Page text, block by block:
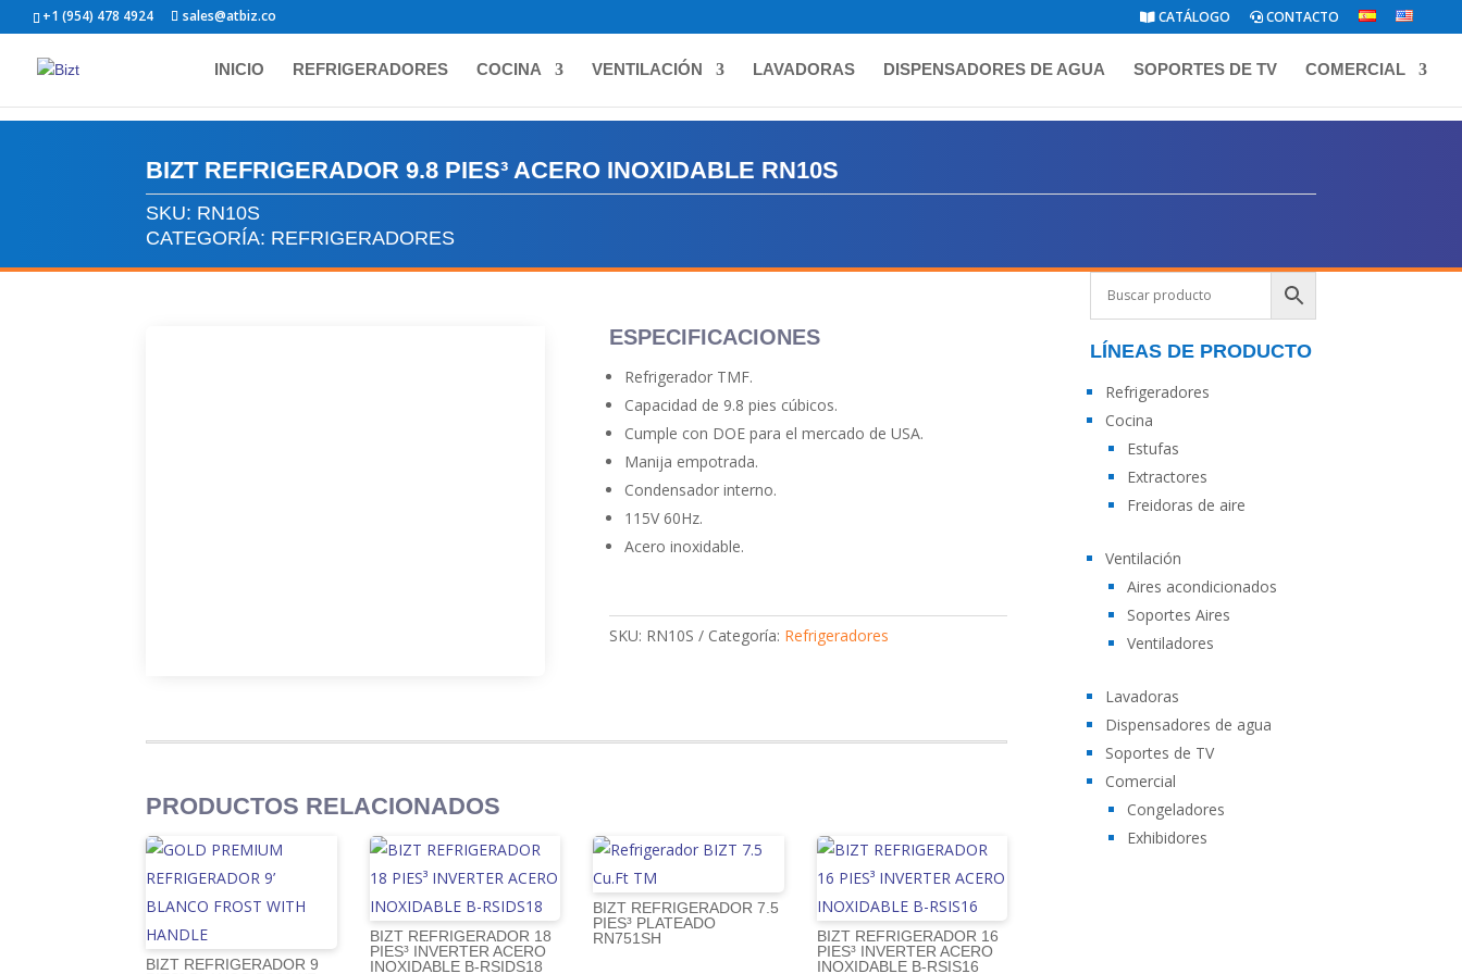
+1 (954) 478 4924 sales@atbiz.co CATÁLOGO CONTACTO
INICIO REFRIGERADORES COCINA VENTILACIÓN LAVADORAS DISPENSADORES DE AGUA SOPORTES DE TV COMERCIAL
BIZT REFRIGERADOR 9.8 PIES³ ACERO INOXIDABLE RN10S
SKU: RN10S
CATEGORÍA: REFRIGERADORES
ESPECIFICACIONES
Refrigerador TMF.
Capacidad de 9.8 pies cúbicos.
Cumple con DOE para el mercado de USA.
Manija empotrada.
Condensador interno.
115V 60Hz.
Acero inoxidable.
SKU: RN10S Categoría: Refrigeradores
PRODUCTOS RELACIONADOS
BIZT REFRIGERADOR 9
BIZT REFRIGERADOR 18
PIES³ INVERTER ACERO
INOXIDABLE B-RSIDS18
BIZT REFRIGERADOR 7.5
PIES³ PLATEADO
RN751SH
BIZT REFRIGERADOR 16
PIES³ INVERTER ACERO
INOXIDABLE B-RSIS16
LÍNEAS DE PRODUCTO
Refrigeradores
Cocina
Estufas
Extractores
Freidoras de aire
Ventilación
Aires acondicionados
Soportes Aires
Ventiladores
Lavadoras
Dispensadores de agua
Soportes de TV
Comercial
Congeladores
Exhibidores